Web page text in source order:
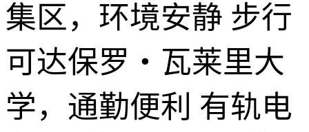
集区，环境安静 步行
可达保罗・瓦莱里大
学，通勤便利 有轨电